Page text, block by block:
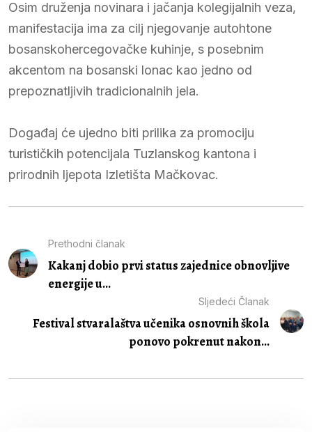
Osim druženja novinara i jačanja kolegijalnih veza,
manifestacija ima za cilj njegovanje autohtone
bosanskohercegovačke kuhinje, s posebnim
akcentom na bosanski lonac kao jedno od
prepoznatljivih tradicionalnih jela.
Događaj će ujedno biti prilika za promociju
turističkih potencijala Tuzlanskog kantona i
prirodnih ljepota Izletišta Mačkovac.
Prethodni članak
Kakanj dobio prvi status zajednice obnovljive
energije u...
Sljedeći Članak
Festival stvaralaštva učenika osnovnih škola
ponovo pokrenut nakon...